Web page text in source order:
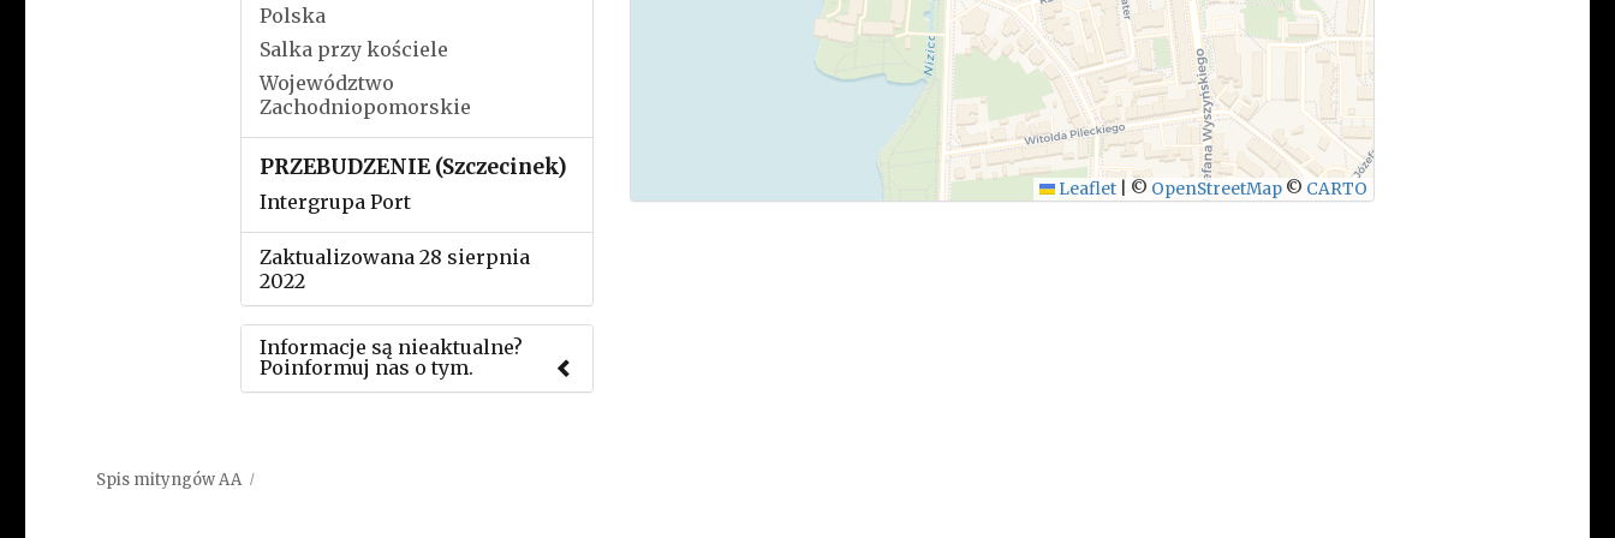
Polska
Salka przy kościele
Województwo
Zachodniopomorskie
PRZEBUDZENIE (Szczecinek)
Intergrupa Port
Zaktualizowana 28 sierpnia
2022
Informacje są nieaktualne?
Poinformuj nas o tym.
Leaflet © OpenStreetMap © CARTO
Spis mityngów AA